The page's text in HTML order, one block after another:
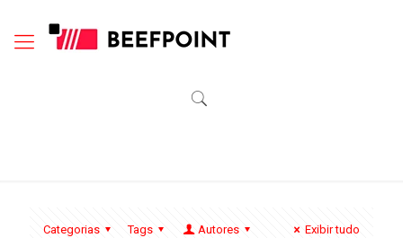
Categorias Tags Autores Exibir tudo